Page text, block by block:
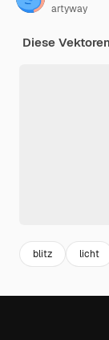
artyway
Diese
blitz licht